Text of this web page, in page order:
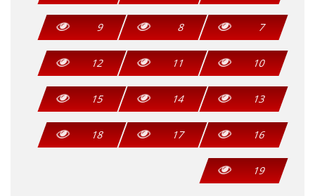
7
8
9
10
11
12
13
14
15
16
17
18
19